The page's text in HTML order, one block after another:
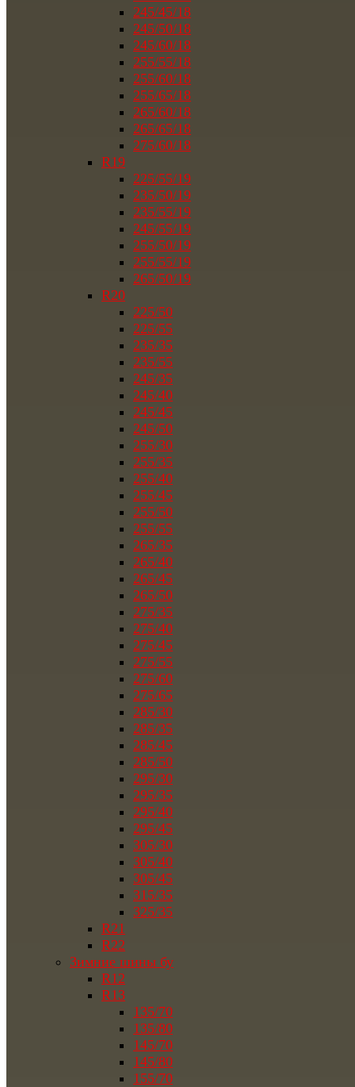
245/45/18
245/50/18
245/60/18
255/55/18
255/60/18
255/65/18
265/60/18
265/65/18
275/60/18
R19
225/55/19
235/50/19
235/55/19
245/55/19
255/50/19
255/55/19
265/50/19
R20
225/50
225/55
235/35
235/55
245/35
245/40
245/45
245/50
255/30
255/35
255/40
255/45
255/50
255/55
265/35
265/40
265/45
265/50
275/35
275/40
275/45
275/55
275/60
275/65
285/30
285/35
285/45
285/50
295/30
295/35
295/40
295/45
305/30
305/40
305/45
315/35
325/35
R21
R22
Зимние шины бу
R12
R13
135/70
135/80
145/70
145/80
155/70